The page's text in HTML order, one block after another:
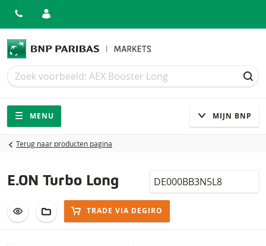
Zoek
Zoek
Navigatie
Site navigatie
MENU MIJN BNP
Terug naar producten pagina
E.ON Turbo Long Isin
VOEG TOE AAN WATCHLIST
AAN PORTFOLIO TOEVOEGEN
TRADE VIA DEGIRO